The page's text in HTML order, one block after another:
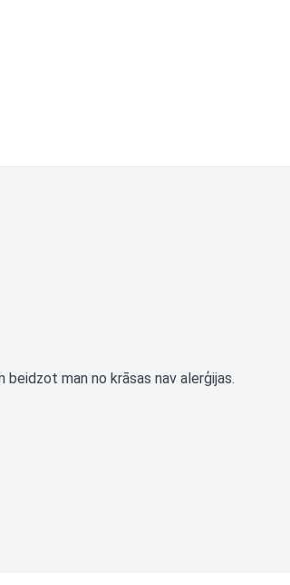
man no krāsas nav alerģijas.